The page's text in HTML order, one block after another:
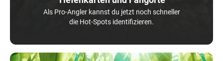
Als Pro-Angler kannst du jetzt noch schneller
die Hot-Spots identifizieren.